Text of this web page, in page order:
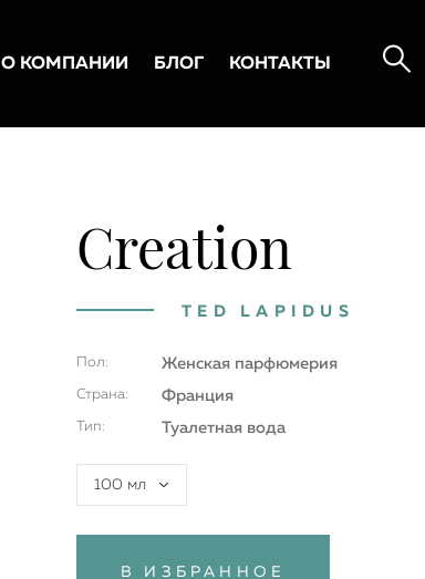
О КОМПАНИИ БЛОГ КОНТАКТЫ
Creation
TED LAPIDUS
Пол: Женская парфюмерия
Страна: Франция
Тип: Туалетная вода
100 мл
В ИЗБРАННОЕ